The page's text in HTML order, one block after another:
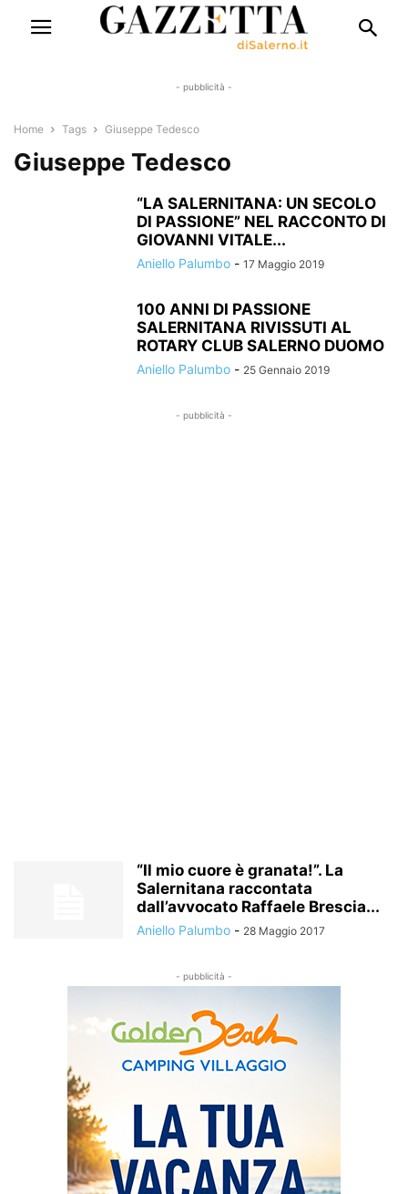
- pubblicità -
Home Tags Giuseppe Tedesco
Giuseppe Tedesco
“LA SALERNITANA: UN SECOLO
DI PASSIONE” NEL RACCONTO DI
GIOVANNI VITALE...
Aniello Palumbo - 17 Maggio 2019
100 ANNI DI PASSIONE
SALERNITANA RIVISSUTI AL
ROTARY CLUB SALERNO DUOMO
Aniello Palumbo - 25 Gennaio 2019
- pubblicità -
“Il mio cuore è granata!”. La
Salernitana raccontata
dall’avvocato Raffaele Brescia...
Aniello Palumbo - 28 Maggio 2017
- pubblicità -